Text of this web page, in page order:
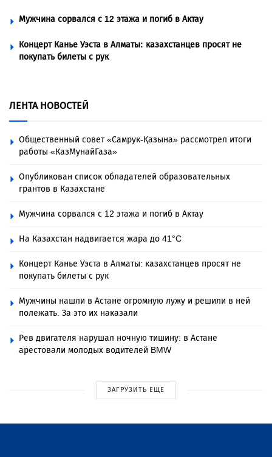
Мужчина сорвался с 12 этажа и погиб в Актау
Концерт Канье Уэста в Алматы: казахстанцев просят не
покупать билеты с рук
ЛЕНТА НОВОСТЕЙ
Общественный совет «Самрук-Қазына» рассмотрел итоги
работы «КазМунайГаза»
Опубликован список обладателей образовательных
грантов в Казахстане
Мужчина сорвался с 12 этажа и погиб в Актау
На Казахстан надвигается жара до 41°C
Концерт Канье Уэста в Алматы: казахстанцев просят не
покупать билеты с рук
Мужчины нашли в Астане огромную лужу и решили в ней
полежать. За это их наказали
Рев двигателя нарушал ночную тишину: в Астане
арестовали молодых водителей BMW
ЗАГРУЗИТЬ ЕЩЕ